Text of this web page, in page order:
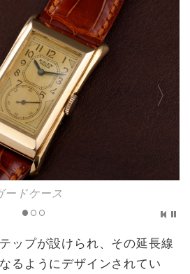
ードケース
ップが設けられ、その延長線
るようにデザインされてい